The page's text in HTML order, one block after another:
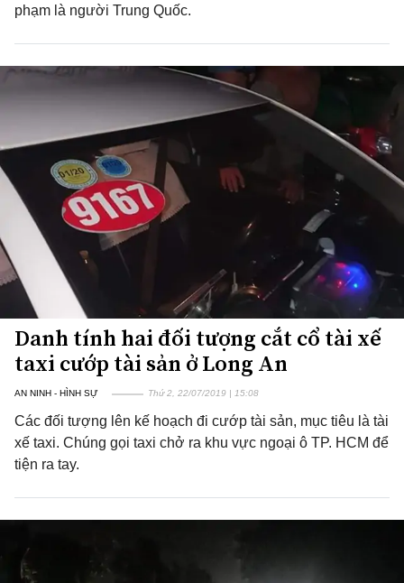
phạm là người Trung Quốc.
Danh tính hai đối tượng cắt cổ tài xế
taxi cướp tài sản ở Long An
AN NINH - HÌNH SỰ Thứ 2, 22/07/2019 | 15:08
Các đối tượng lên kế hoạch đi cướp tài sản, mục tiêu là tài
xế taxi. Chúng gọi taxi chở ra khu vực ngoại ô TP. HCM để
tiện ra tay.